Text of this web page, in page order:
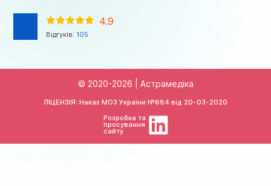
4.9
Відгуків: 105
© 2020-2026 | Астрамедіка
ЛІЦЕНЗІЯ: Наказ МОЗ України №684 від 20-03-2020
Розробка та
просування
сайту